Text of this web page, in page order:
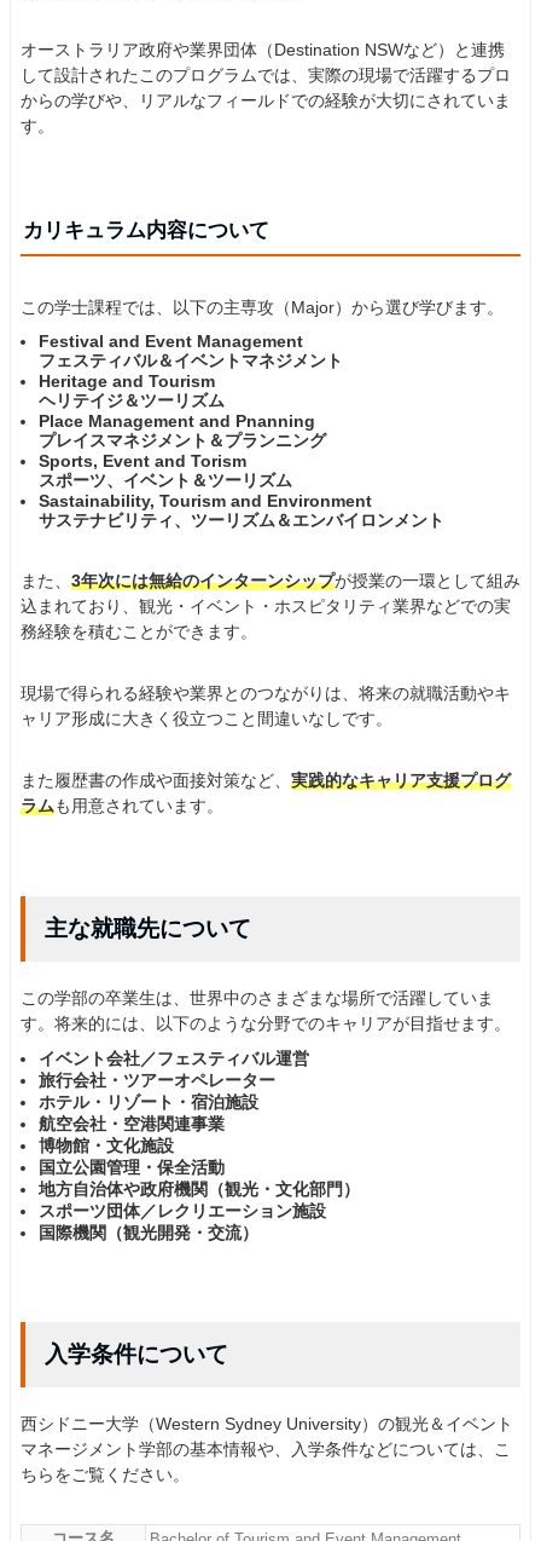
オーストラリア政府や業界団体（Destination NSWなど）と連携
して設計されたこのプログラムでは、実際の現場で活躍するプロ
からの学びや、リアルなフィールドでの経験が大切にされていま
す。
カリキュラム内容について
この学士課程では、以下の主専攻（Major）から選び学びます。
Festival and Event Management
フェスティバル＆イベントマネジメント
Heritage and Tourism
ヘリテイジ＆ツーリズム
Place Management and Pnanning
プレイスマネジメント＆プランニング
Sports, Event and Torism
スポーツ、イベント＆ツーリズム
Sastainability, Tourism and Environment
サステナビリティ、ツーリズム＆エンバイロンメント
また、 3年次には無給のインターンシップが授業の一環として組み
込まれており、観光・イベント・ホスピタリティ業界などでの実
務経験を積むことができます。
現場で得られる経験や業界とのつながりは、将来の就職活動やキ
ャリア形成に大きく役立つこと間違いなしです。
また履歴書の作成や面接対策など、 実践的なキャリア支援プログ
ラムも用意されています。
主な就職先について
この学部の卒業生は、世界中のさまざまな場所で活躍していま
す。将来的には、以下のような分野でのキャリアが目指せます。
イベント会社／フェスティバル運営
旅行会社・ツアーオペレーター
ホテル・リゾート・宿泊施設
航空会社・空港関連事業
博物館・文化施設
国立公園管理・保全活動
地方自治体や政府機関（観光・文化部門）
スポーツ団体／レクリエーション施設
国際機関（観光開発・交流）
入学条件について
西シドニー大学（Western Sydney University）の観光＆イベント
マネージメント学部の基本情報や、入学条件などについては、こ
ちらをご覧ください。